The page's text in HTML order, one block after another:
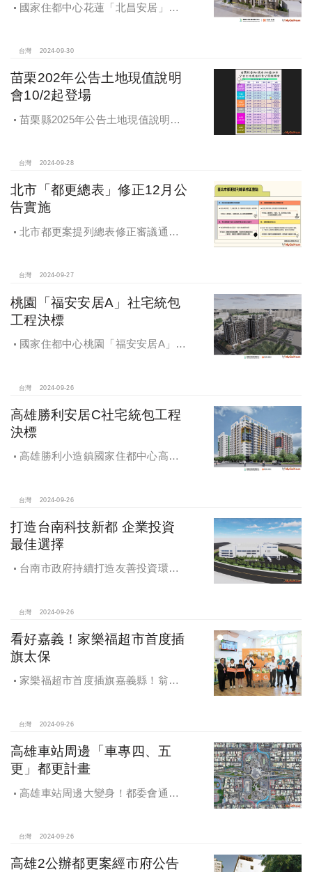
國家住都中心花蓮「北昌安居」社
台灣 2024-09-30
苗栗202年公告土地現值說明
會10/2起登場
苗栗縣2025年公告土地現值說明會
台灣 2024-09-28
北市「都更總表」修正12月公
告實施
北市都更案提列總表修正審議通過
台灣 2024-09-27
桃園「福安安居A」社宅統包
工程決標
國家住都中心桃園「福安安居A」社
台灣 2024-09-26
高雄勝利安居C社宅統包工程
決標
高雄勝利小造鎮國家住都中心高雄
台灣 2024-09-26
打造台南科技新都 企業投資
最佳選擇
台南市政府持續打造友善投資環
超過5萬個就業機會
台灣 2024-09-26
看好嘉義！家樂福超市首度插
旗太保
家樂福超市首度插旗嘉義縣！翁章
台灣 2024-09-26
高雄車站周邊「車專四、五
更」都更計畫
高雄車站周邊大變身！都委會通過
台灣 2024-09-26
高雄2公辦都更案經市府公告